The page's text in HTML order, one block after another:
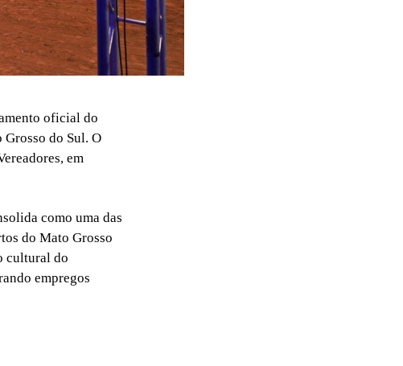
oficial do
do Sul. O
em
como uma das
do Mato Grosso
cultural do
empregos